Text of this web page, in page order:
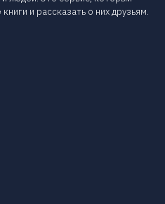
и рассказать о них друзьям.